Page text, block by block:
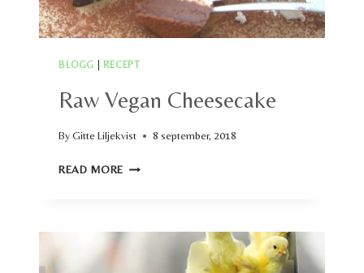
BLOGG RECEPT
Raw Vegan Cheesecake
ByGitte Liljekvist 8 september, 2018
READ MORE RAW